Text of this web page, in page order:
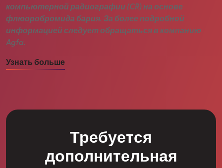
компьютерной радиографии (CR) на основе
флюоробромида бария. За более подробной
информацией следует обращаться в компанию
Agfa.
Узнать больше
Требуется
дополнительная